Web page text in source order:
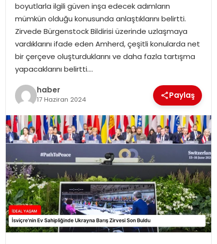
MAGAZIN
SAĞLIK
SOSYAL HABER
boyutlarla ilgili güven inşa edecek adımların
mümkün olduğu konusunda anlaştıklarını belirtti.
Zirvede Bürgenstock Bildirisi üzerinde uzlaşmaya
vardıklarını ifade eden Amherd, çeşitli konularda net
bir çerçeve oluşturduklarını ve daha fazla tartışma
yapacaklarını belirtti….
haber
17 Haziran 2024 Paylaş